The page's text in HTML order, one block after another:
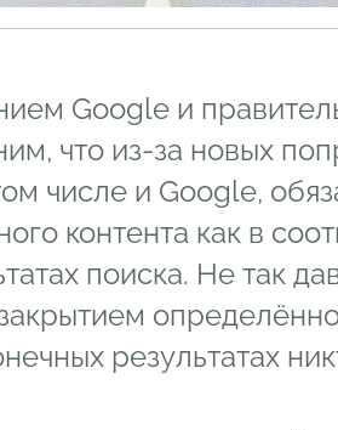
Google и
что из-за новых
числе и Google,
контента как в
поиска. Не так
результатах